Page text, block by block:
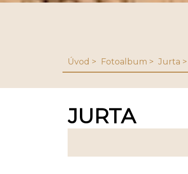
Úvod Fotoalbum Jurta
JURTA